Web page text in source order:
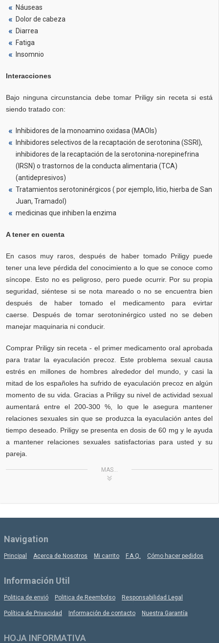
Náuseas
Dolor de cabeza
Diarrea
Fatiga
Insomnio
Interacciones
Bajo ninguna circunstancia debe tomar Priligy sin receta si está
siendo tratado con:
Inhibidores de la monoamino oxidasa (MAOIs)
Inhibidores selectivos de la recaptación de serotonina (SSRI),
inhibidores de la recaptación de la serotonina-norepinefrina
(IRSN) o trastornos de la conducta alimentaria (TCA)
(antidepresivos)
Tratamientos serotoninérgicos ( por ejemplo, litio, hierba de San
Juan, Tramadol)
medicinas que inhiben la enzima
A tener en cuenta
En casos muy raros, después de haber tomado Priligy puede
tener una leve pérdida del conocimiento a lo que se conoce como
síncope. Esto no es peligroso, pero puede ocurrir. Por su propia
seguridad, siéntese si se nota mareado o no se encuentra bien
después de haber tomado el medicamento para evirtar
caerse. Después de tomar serotoninérgico usted no se deben
manejar maquinaria ni conducir.
Comprar Priligy sin receta - el primer medicamento oral aprobada
para tratar la eyaculación precoz. Este problema sexual causa
estrés en millones de hombres alrededor del mundo, y casi la
mitad de los españoles ha sufrido de eyaculación precoz en algún
momento de su vida. Gracias a Priligy su nivel de actividad sexual
aumentará entre el 200-300 %, lo que le asegura mantener
relaciones sexuales sin que se produzca la eyaculación antes del
tiempo deseado. Priligy se presenta en dosis de 60 mg y le ayuda
a mantener relaciones sexuales satisfactorias para usted y su
pareja.
MAS...
Navigation
Principal Acerca de Nosotros Mi carrito F.A.Q. Cómo hacer pedidos
Información Util
Politica de envió Politica de Reembolso Responsabilidad Legal
Política de Privacidad Información de contacto Nuestra Garantía
HOJA INFORMATIVA